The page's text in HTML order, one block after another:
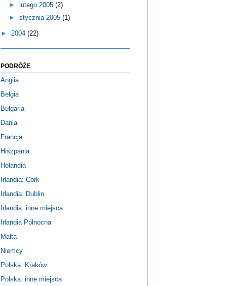
►
lutego 2005 (2)
► stycznia 2005 (1)
► 2004 (22)
PODRÓŻE
Anglia
Belgia
Bułgaria
Dania
Francja
Hiszpania
Holandia
Irlandia: Cork
Irlandia: Dublin
Irlandia: inne miejsca
Irlandia Północna
Malta
Niemcy
Polska: Kraków
Polska: inne miejsca